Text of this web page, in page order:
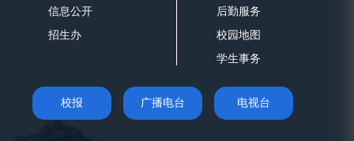
信息公开
招生办
后勤服务
校园地图
学生事务
校报 广播电台 电视台